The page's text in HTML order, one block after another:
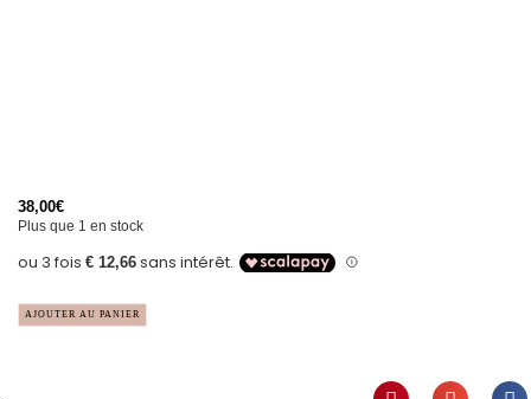
38,00€
Plus que 1 en stock
AJOUTER AU PANIER